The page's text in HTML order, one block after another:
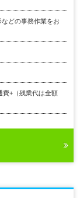
どの事務作業をお
費+（残業代は全額